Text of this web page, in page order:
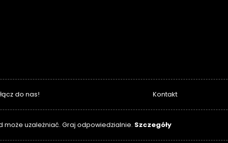
do nas! Kontakt
może uzależniać. Graj odpowiedzialnie. Szczegóły